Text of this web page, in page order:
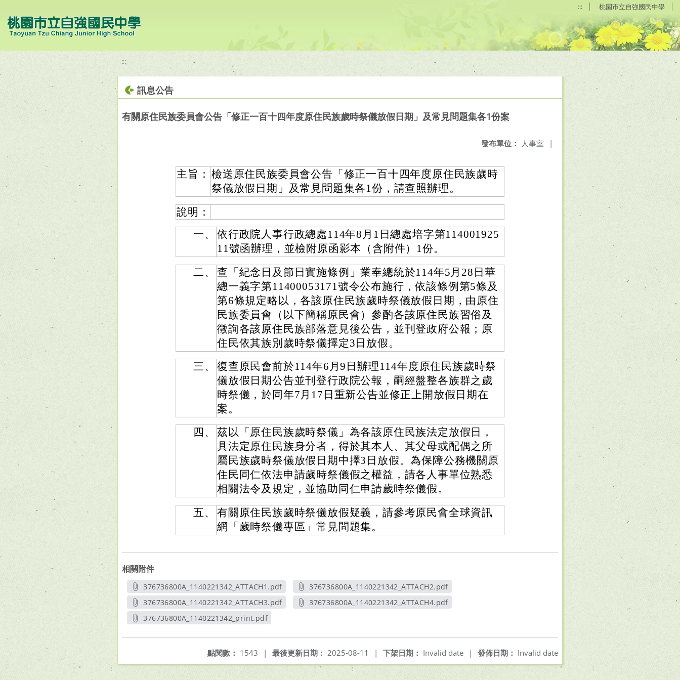
::: 桃園市立自強國民中學
:::
訊息公告
有關原住民族委員會公告「修正一百十四年度原住民族歲時祭儀放假日期」及常見問題集各1份案
發布單位： 人事室 |
主旨： 檢送原住民族委員會公告「修正一百十四年度原住民族歲時
祭儀放假日期」及常見問題集各1份，請查照辦理。
說明：
一、
依行政院人事行政總處114年8月1日總處培字第114001925
11號函辦理，並檢附原函影本（含附件）1份。
二、
查「紀念日及節日實施條例」業奉總統於114年5月28日華
總一義字第11400053171號令公布施行，依該條例第5條及
第6條規定略以，各該原住民族歲時祭儀放假日期，由原住
民族委員會（以下簡稱原民會）參酌各該原住民族習俗及
徵詢各該原住民族部落意見後公告，並刊登政府公報；原
住民依其族別歲時祭儀擇定3日放假。
三、
復查原民會前於114年6月9日辦理114年度原住民族歲時祭
儀放假日期公告並刊登行政院公報，嗣經盤整各族群之歲
時祭儀，於同年7月17日重新公告並修正上開放假日期在
案。
四、
茲以「原住民族歲時祭儀」為各該原住民族法定放假日，
具法定原住民族身分者，得於其本人、其父母或配偶之所
屬民族歲時祭儀放假日期中擇3日放假。為保障公務機關原
住民同仁依法申請歲時祭儀假之權益，請各人事單位熟悉
相關法令及規定，並協助同仁申請歲時祭儀假。
五、
有關原住民族歲時祭儀放假疑義，請參考原民會全球資訊
網「歲時祭儀專區」常見問題集。
相關附件
376736800A_1140221342_ATTACH1.pdf
另開新視窗
376736800A_1140221342_ATTACH2.pdf
另開新視窗
376736800A_1140221342_ATTACH3.pdf
另開新視窗
376736800A_1140221342_ATTACH4.pdf
376736800A_1140221342_print.pdf
發佈日期： Invalid date
下架日期： Invalid date |
最後更新日期： 2025-08-11 |
點閱數： 1543 |